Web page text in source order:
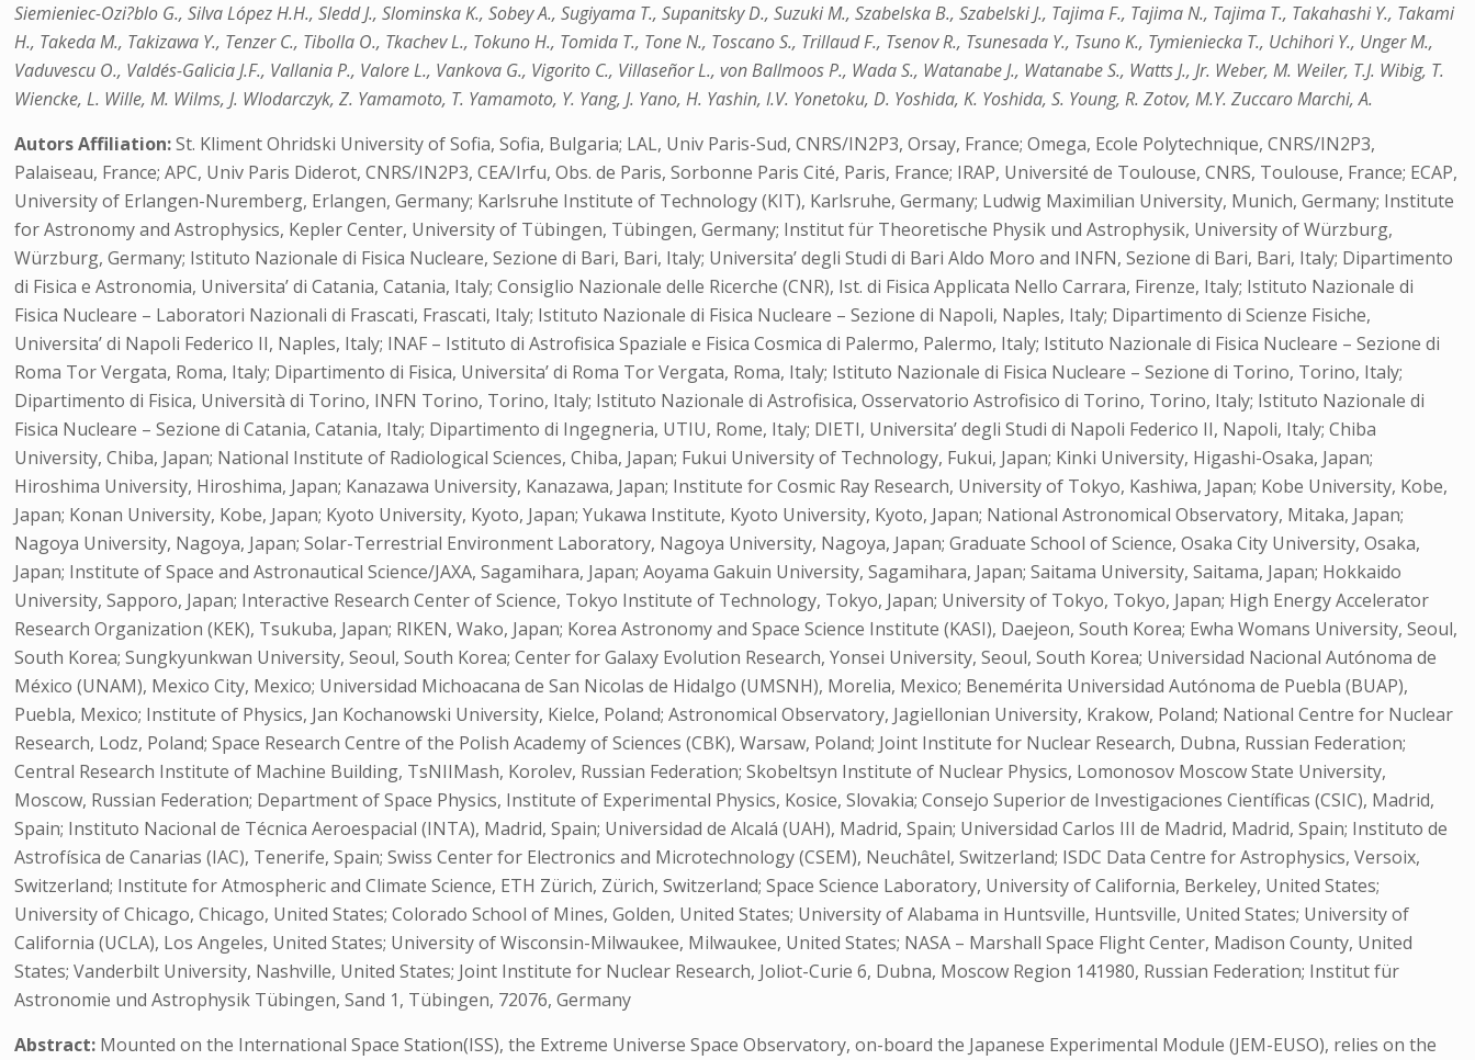
Siemieniec-Ozi?blo G., Silva López H.H., Sledd J., Slominska K., Sobey A., Sugiyama T., Supanitsky D., Suzuki M., Szabelska B., Szabelski J., Tajima F., Tajima N., Tajima T., Takahashi Y., Takami
H., Takeda M., Takizawa Y., Tenzer C., Tibolla O., Tkachev L., Tokuno H., Tomida T., Tone N., Toscano S., Trillaud F., Tsenov R., Tsunesada Y., Tsuno K., Tymieniecka T., Uchihori Y., Unger M.,
Vaduvescu O., Valdés-Galicia J.F., Vallania P., Valore L., Vankova G., Vigorito C., Villaseñor L., von Ballmoos P., Wada S., Watanabe J., Watanabe S., Watts J., Jr. Weber, M. Weiler, T.J. Wibig, T.
Wiencke, L. Wille, M. Wilms, J. Wlodarczyk, Z. Yamamoto, T. Yamamoto, Y. Yang, J. Yano, H. Yashin, I.V. Yonetoku, D. Yoshida, K. Yoshida, S. Young, R. Zotov, M.Y. Zuccaro Marchi, A.
Autors Affiliation:St. Kliment Ohridski University of Sofia, Sofia, Bulgaria; LAL, Univ Paris-Sud, CNRS/IN2P3, Orsay, France; Omega, Ecole Polytechnique, CNRS/IN2P3,
Palaiseau, France; APC, Univ Paris Diderot, CNRS/IN2P3, CEA/Irfu, Obs. de Paris, Sorbonne Paris Cité, Paris, France; IRAP, Université de Toulouse, CNRS, Toulouse, France; ECAP,
University of Erlangen-Nuremberg, Erlangen, Germany; Karlsruhe Institute of Technology (KIT), Karlsruhe, Germany; Ludwig Maximilian University, Munich, Germany; Institute
for Astronomy and Astrophysics, Kepler Center, University of Tübingen, Tübingen, Germany; Institut für Theoretische Physik und Astrophysik, University of Würzburg,
Würzburg, Germany; Istituto Nazionale di Fisica Nucleare, Sezione di Bari, Bari, Italy; Universita’ degli Studi di Bari Aldo Moro and INFN, Sezione di Bari, Bari, Italy; Dipartimento
di Fisica e Astronomia, Universita’ di Catania, Catania, Italy; Consiglio Nazionale delle Ricerche (CNR), Ist. di Fisica Applicata Nello Carrara, Firenze, Italy; Istituto Nazionale di
Fisica Nucleare – Laboratori Nazionali di Frascati, Frascati, Italy; Istituto Nazionale di Fisica Nucleare – Sezione di Napoli, Naples, Italy; Dipartimento di Scienze Fisiche,
Universita’ di Napoli Federico II, Naples, Italy; INAF – Istituto di Astrofisica Spaziale e Fisica Cosmica di Palermo, Palermo, Italy; Istituto Nazionale di Fisica Nucleare – Sezione di
Roma Tor Vergata, Roma, Italy; Dipartimento di Fisica, Universita’ di Roma Tor Vergata, Roma, Italy; Istituto Nazionale di Fisica Nucleare – Sezione di Torino, Torino, Italy;
Dipartimento di Fisica, Università di Torino, INFN Torino, Torino, Italy; Istituto Nazionale di Astrofisica, Osservatorio Astrofisico di Torino, Torino, Italy; Istituto Nazionale di
Fisica Nucleare – Sezione di Catania, Catania, Italy; Dipartimento di Ingegneria, UTIU, Rome, Italy; DIETI, Universita’ degli Studi di Napoli Federico II, Napoli, Italy; Chiba
University, Chiba, Japan; National Institute of Radiological Sciences, Chiba, Japan; Fukui University of Technology, Fukui, Japan; Kinki University, Higashi-Osaka, Japan;
Hiroshima University, Hiroshima, Japan; Kanazawa University, Kanazawa, Japan; Institute for Cosmic Ray Research, University of Tokyo, Kashiwa, Japan; Kobe University, Kobe,
Japan; Konan University, Kobe, Japan; Kyoto University, Kyoto, Japan; Yukawa Institute, Kyoto University, Kyoto, Japan; National Astronomical Observatory, Mitaka, Japan;
Nagoya University, Nagoya, Japan; Solar-Terrestrial Environment Laboratory, Nagoya University, Nagoya, Japan; Graduate School of Science, Osaka City University, Osaka,
Japan; Institute of Space and Astronautical Science/JAXA, Sagamihara, Japan; Aoyama Gakuin University, Sagamihara, Japan; Saitama University, Saitama, Japan; Hokkaido
University, Sapporo, Japan; Interactive Research Center of Science, Tokyo Institute of Technology, Tokyo, Japan; University of Tokyo, Tokyo, Japan; High Energy Accelerator
Research Organization (KEK), Tsukuba, Japan; RIKEN, Wako, Japan; Korea Astronomy and Space Science Institute (KASI), Daejeon, South Korea; Ewha Womans University, Seoul,
South Korea; Sungkyunkwan University, Seoul, South Korea; Center for Galaxy Evolution Research, Yonsei University, Seoul, South Korea; Universidad Nacional Autónoma de
México (UNAM), Mexico City, Mexico; Universidad Michoacana de San Nicolas de Hidalgo (UMSNH), Morelia, Mexico; Benemérita Universidad Autónoma de Puebla (BUAP),
Puebla, Mexico; Institute of Physics, Jan Kochanowski University, Kielce, Poland; Astronomical Observatory, Jagiellonian University, Krakow, Poland; National Centre for Nuclear
Research, Lodz, Poland; Space Research Centre of the Polish Academy of Sciences (CBK), Warsaw, Poland; Joint Institute for Nuclear Research, Dubna, Russian Federation;
Central Research Institute of Machine Building, TsNIIMash, Korolev, Russian Federation; Skobeltsyn Institute of Nuclear Physics, Lomonosov Moscow State University,
Moscow, Russian Federation; Department of Space Physics, Institute of Experimental Physics, Kosice, Slovakia; Consejo Superior de Investigaciones Científicas (CSIC), Madrid,
Spain; Instituto Nacional de Técnica Aeroespacial (INTA), Madrid, Spain; Universidad de Alcalá (UAH), Madrid, Spain; Universidad Carlos III de Madrid, Madrid, Spain; Instituto de
Astrofísica de Canarias (IAC), Tenerife, Spain; Swiss Center for Electronics and Microtechnology (CSEM), Neuchâtel, Switzerland; ISDC Data Centre for Astrophysics, Versoix,
Switzerland; Institute for Atmospheric and Climate Science, ETH Zürich, Zürich, Switzerland; Space Science Laboratory, University of California, Berkeley, United States;
University of Chicago, Chicago, United States; Colorado School of Mines, Golden, United States; University of Alabama in Huntsville, Huntsville, United States; University of
California (UCLA), Los Angeles, United States; University of Wisconsin-Milwaukee, Milwaukee, United States; NASA – Marshall Space Flight Center, Madison County, United
States; Vanderbilt University, Nashville, United States; Joint Institute for Nuclear Research, Joliot-Curie 6, Dubna, Moscow Region 141980, Russian Federation; Institut für
Astronomie und Astrophysik Tübingen, Sand 1, Tübingen, 72076, Germany
Abstract: Mounted on the International Space Station(ISS), the Extreme Universe Space Observatory, on-board the Japanese Experimental Module (JEM-EUSO), relies on the